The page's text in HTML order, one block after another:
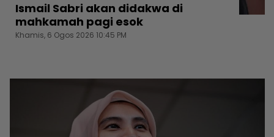
Ismail Sabri akan didakwa di
mahkamah pagi esok
Khamis, 6 Ogos 2026 10:45 PM